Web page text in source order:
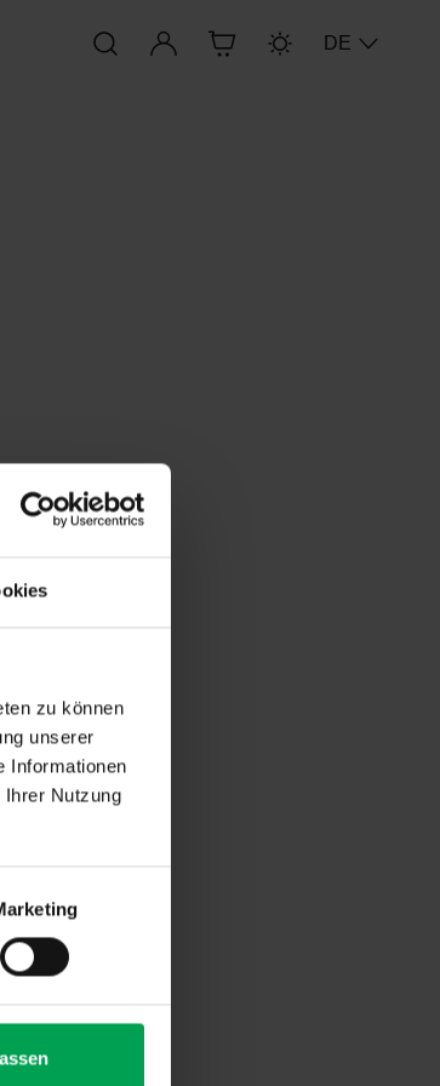
zu können
unserer
Informationen
Ihrer Nutzung
Anmelden DE
(der sog.
Light
des